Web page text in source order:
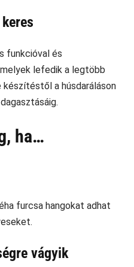
funkcióval és
lefedik a legtöbb
készítéstől a húsdaráláson
ha…
furcsa hangokat adhat
vágyik